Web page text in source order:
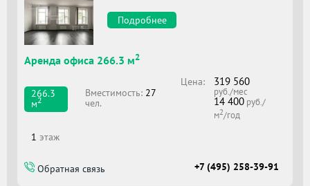
Подробнее
Аренда офиса 266.3 м2
266.3
м2
Вместимоcть: 27
чел.
Цена: 319 560
руб./мес
14 400руб./
м2/год
1 этаж
Обратная связь +7 (495) 258-39-91